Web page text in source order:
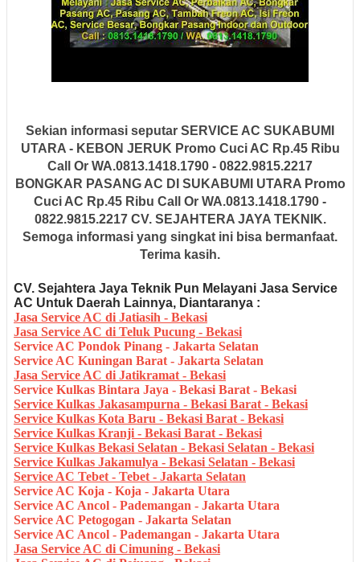
Sekian informasi seputar SERVICE AC SUKABUMI
UTARA - KEBON JERUK Promo Cuci AC Rp.45 Ribu
Call Or WA.0813.1418.1790 - 0822.9815.2217
BONGKAR PASANG AC DI SUKABUMI UTARA Promo
Cuci AC Rp.45 Ribu Call Or WA.0813.1418.1790 -
0822.9815.2217 CV. SEJAHTERA JAYA TEKNIK.
Semoga informasi yang singkat ini bisa bermanfaat.
Terima kasih.
CV. Sejahtera Jaya Teknik Pun Melayani Jasa Service
AC Untuk Daerah Lainnya, Diantaranya :
Jasa Service AC di Jatiasih - Bekasi
Jasa Service AC di Teluk Pucung - Bekasi
Service AC Pondok Pinang - Jakarta Selatan
Service AC Kuningan Barat - Jakarta Selatan
Jasa Service AC di Jatikramat - Bekasi
Service Kulkas Bintara Jaya - Bekasi Barat - Bekasi
Service Kulkas Jakasampurna - Bekasi Barat - Bekasi
Service Kulkas Kota Baru - Bekasi Barat - Bekasi
Service Kulkas Kranji - Bekasi Barat - Bekasi
Service Kulkas Bekasi Selatan - Bekasi Selatan - Bekasi
Service Kulkas Jakamulya - Bekasi Selatan - Bekasi
Service AC Tebet - Tebet - Jakarta Selatan
Service AC Koja - Koja - Jakarta Utara
Service AC Ancol - Pademangan - Jakarta Utara
Service AC Petogogan - Jakarta Selatan
Service AC Ancol - Pademangan - Jakarta Utara
Jasa Service AC di Cimuning - Bekasi